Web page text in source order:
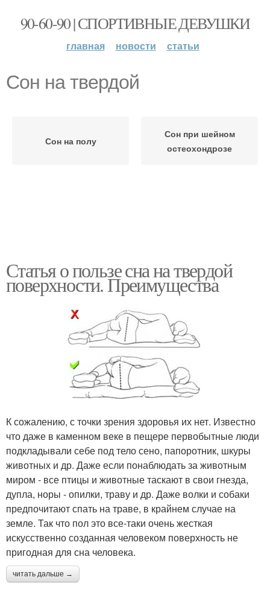
90-60-90 | СПОРТИВНЫЕ ДЕВУШКИ
главная новости статьи
Сон на твердой
Сон на полу
Сон при шейном
остеохондрозе
Статья о пользе сна на твердой
поверхности. Преимущества
К сожалению, с точки зрения здоровья их нет. Известно
что даже в каменном веке в пещере первобытные люди
подкладывали себе под тело сено, папоротник, шкуры
животных и др. Даже если понаблюдать за животным
миром - все птицы и животные таскают в свои гнезда,
дупла, норы - опилки, траву и др. Даже волки и собаки
предпочитают спать на траве, в крайнем случае на
земле. Так что пол это все-таки очень жесткая
искусственно созданная человеком поверхность не
пригодная для сна человека.
читать дальше →